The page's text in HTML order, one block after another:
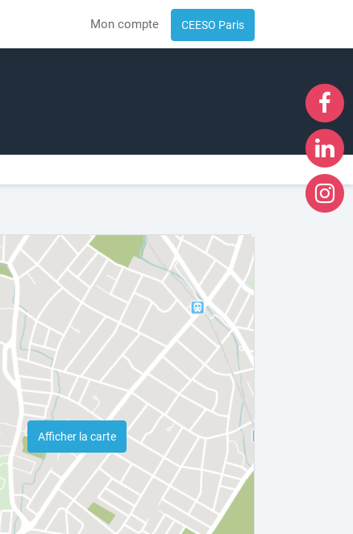
Mon compte CEESO Paris
Afficher la carte